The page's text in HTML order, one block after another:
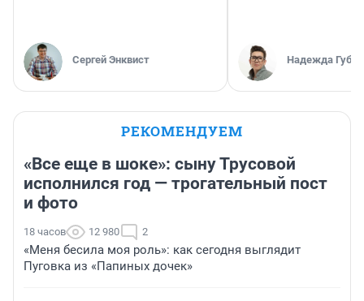
Сергей Энквист Надежда
РЕКОМЕНДУЕМ
«Все еще в шоке»: сыну Трусовой
исполнился год — трогательный пост
и фото
18 часов 12 980 2
«Меня бесила моя роль»: как сегодня выглядит
Пуговка из «Папиных дочек»